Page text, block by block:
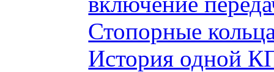
Стопорные
История одной